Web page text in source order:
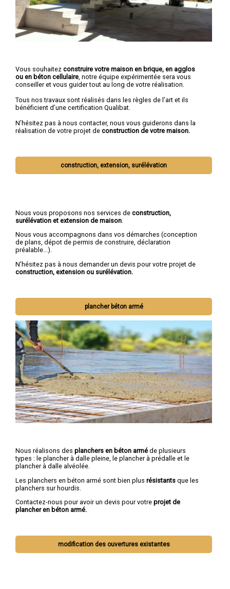
Vous souhaitez construire votre maison en brique, en agglos
ou en béton cellulaire , notre équipe expérimentée sera vous
conseiller et vous guider tout au long de votre réalisation.
Tous nos travaux sont réalisés dans les règles de l’art et ils
bénéficient d’une certification Qualibat.
N’hésitez pas à nous contacter, nous vous guiderons dans la
réalisation de votre projet de construction de votre maison.
construction, extension, surélévation
Nous vous proposons nos services de construction,
surélévation et extension de maison
Nous vous accompagnons dans vos démarches (conception
de plans, dépot de permis de construire, déclaration
préalable...).
N'hésitez pas à nous demander un devis pour votre projet de
construction, extension ou surélévation.
plancher béton armé
Nous réalisons des planchers en béton armé de plusieurs
types : le plancher à dalle pleine, le plancher à prédalle et le
plancher à dalle alvéolée.
Les planchers en béton armé sont bien plus résistants que les
planchers sur hourdis.
Contactez-nous pour avoir un devis pour votre projet de
plancher en béton armé.
modification des ouvertures existantes